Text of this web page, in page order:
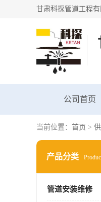
公司首页
当前位置： 首页 >
产品分类
管道安装维修